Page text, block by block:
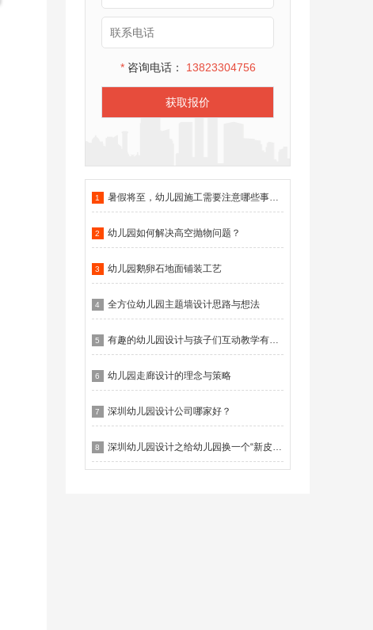
*咨询电话： 13823304756
获取报价
1 暑假将至，幼儿园施工需要注意哪些事项？
2 幼儿园如何解决高空抛物问题？
3 幼儿园鹅卵石地面铺装工艺
4 全方位幼儿园主题墙设计思路与想法
5 有趣的幼儿园设计与孩子们互动教学有什么作用？
6 幼儿园走廊设计的理念与策略
7 深圳幼儿园设计公司哪家好？
8 深圳幼儿园设计之给幼儿园换一个“新皮肤”